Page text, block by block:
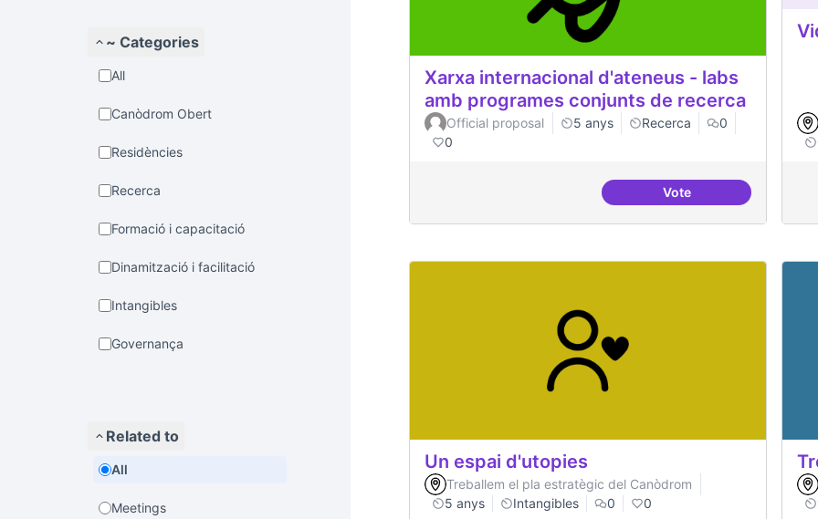
~ Categories
All
Canòdrom Obert
Residències
Recerca
Formació i capacitació
Dinamització i facilitació
Intangibles
Governança
Related to
All
Meetings
Xarxa internacional d'ateneus - labs
amb programes conjunts de recerca
Official proposal 5 anys Recerca
0
0
VoteXarxa internacional
Un espai d'utopies
Treballem el pla estratègic del Canòdrom
5 anys
Intangibles 0 0